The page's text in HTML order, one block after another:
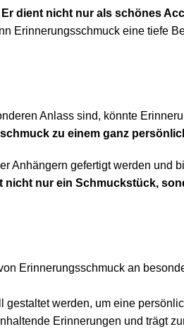
Er dient nicht nur als schönes
Erinnerungsschmuck eine tiefe
Anlass sind, könnte
zu einem ganz
Anhängern gefertigt werden
nicht nur ein Schmuckstück,
Erinnerungsschmuck an
werden, um eine
Erinnerungen und trägt